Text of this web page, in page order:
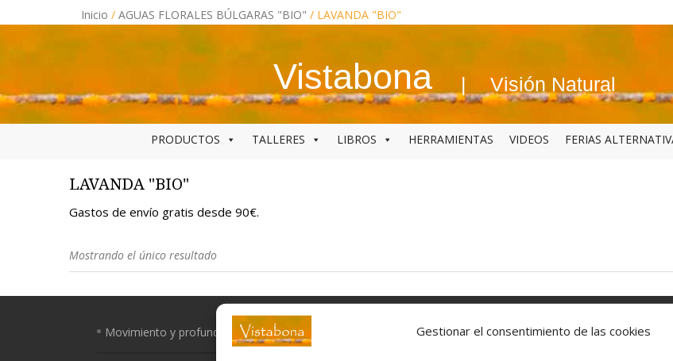
Gestionar el consentimiento de las cookies
Inicio / AGUAS FLORALES BÚLGARAS "BIO" / LAVANDA "BIO"
Vistabona Visión Natural
PRODUCTOS TALLERES LIBROS HERRAMIENTAS VIDEOS FERIAS
LAVANDA "BIO"
Gastos de envío gratis desde 90€.
Mostrando el único resultado
Movimiento y profundidad, un regalo para tus ojos Un día con mis ojos El Yoga de los ojos Periferia